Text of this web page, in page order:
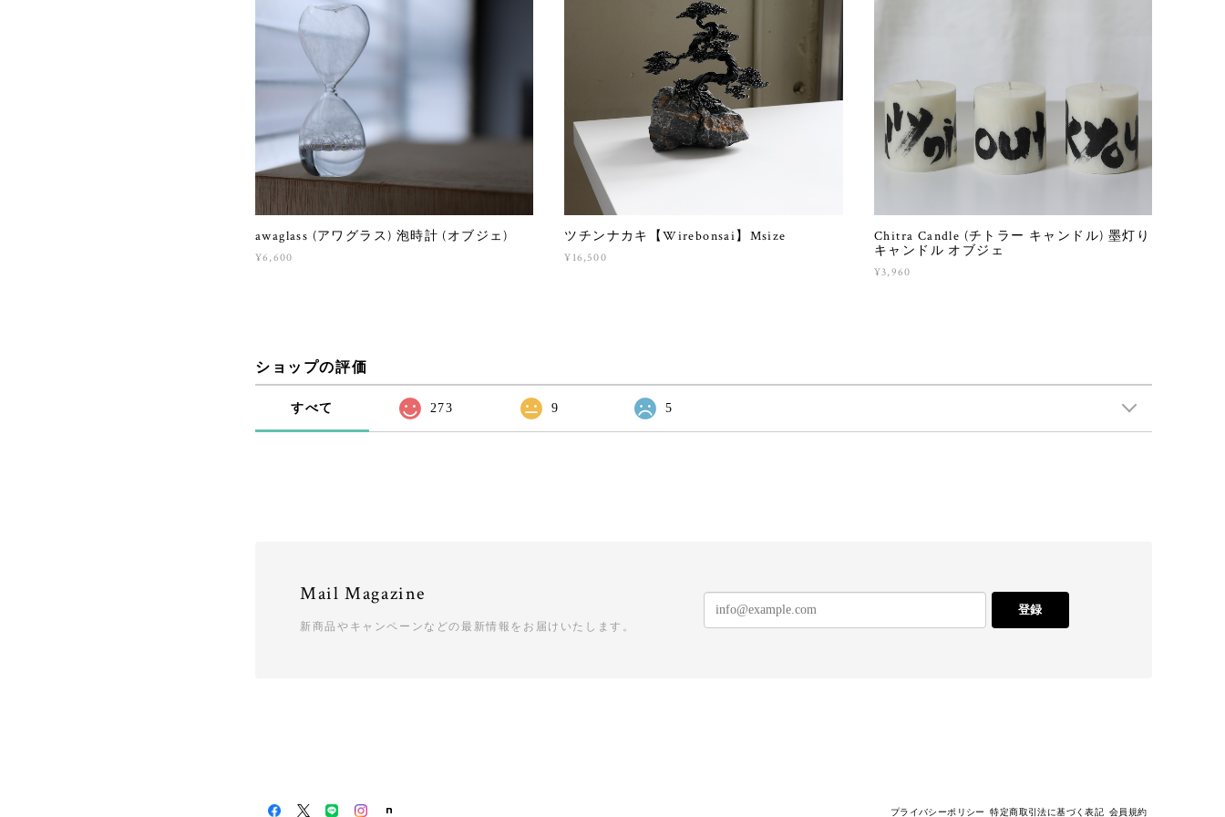
awaglass (アワグラス) 泡時計 (オブジェ)
¥6,600
ツチンナカキ【Wirebonsai】Msize
¥16,500
Chitra Candle (チトラー キャンドル) 墨灯り
キャンドル オブジェ
¥3,960
ショップの評価
すべて 273 9 5
Mail Magazine
新商品やキャンペーンなどの最新情報をお届けいたします。
登録
プライバシーポリシー 特定商取引法に基づく表記 会員規約